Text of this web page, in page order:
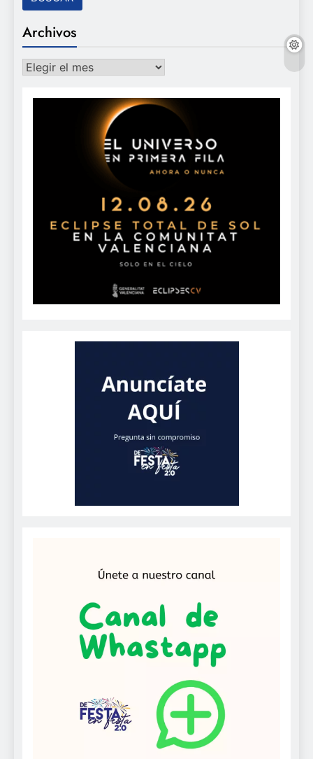
Archivos
Archivos